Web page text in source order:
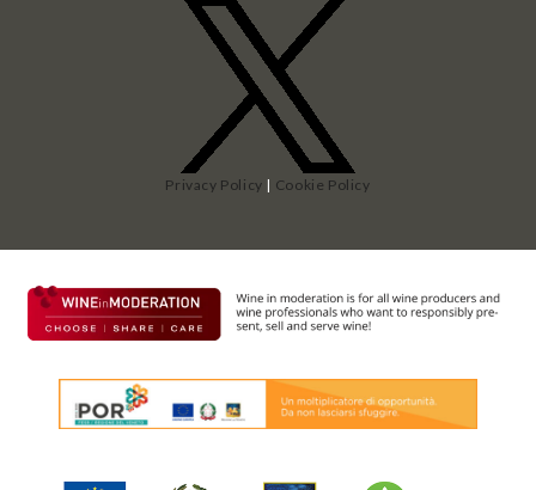
Privacy Policy | Cookie Policy